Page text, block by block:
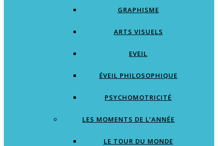
GRAPHISME
ARTS VISUELS
EVEIL
ÉVEIL PHILOSOPHIQUE
PSYCHOMOTRICITÉ
LES MOMENTS DE L’ANNÉE
LE TOUR DU MONDE